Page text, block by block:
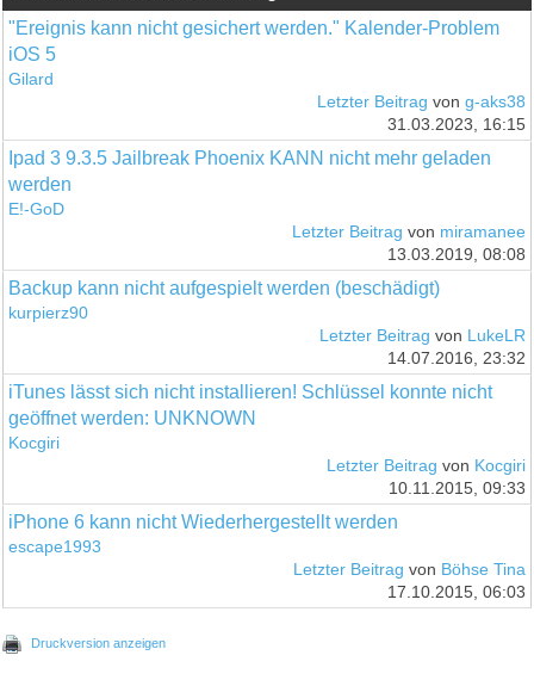
"Ereignis kann nicht gesichert werden." Kalender-Problem
iOS 5
Gilard
Letzter Beitrag von g-aks38
31.03.2023, 16:15
Ipad 3 9.3.5 Jailbreak Phoenix KANN nicht mehr geladen
werden
E!-GoD
Letzter Beitrag von miramanee
13.03.2019, 08:08
Backup kann nicht aufgespielt werden (beschädigt)
kurpierz90
Letzter Beitrag von LukeLR
14.07.2016, 23:32
iTunes lässt sich nicht installieren! Schlüssel konnte nicht
geöffnet werden: UNKNOWN
Kocgiri
Letzter Beitrag von Kocgiri
10.11.2015, 09:33
iPhone 6 kann nicht Wiederhergestellt werden
escape1993
Letzter Beitrag von Böhse Tina
17.10.2015, 06:03
Druckversion anzeigen